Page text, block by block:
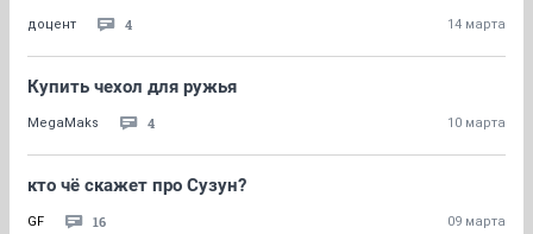
доцент 4 14 марта
Купить чехол для ружья
MegaMaks 4 10 марта
кто чё скажет про Сузун?
GF 16 09 марта